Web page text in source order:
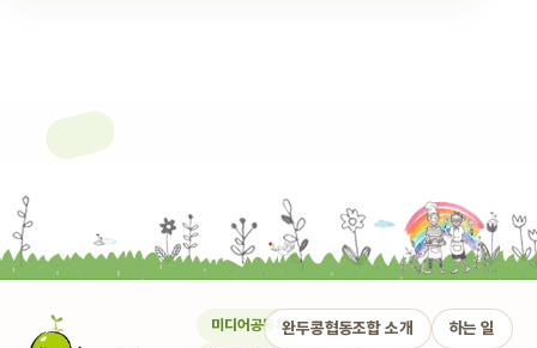
미디어공동체완두콩협동조합 소개 하는 일